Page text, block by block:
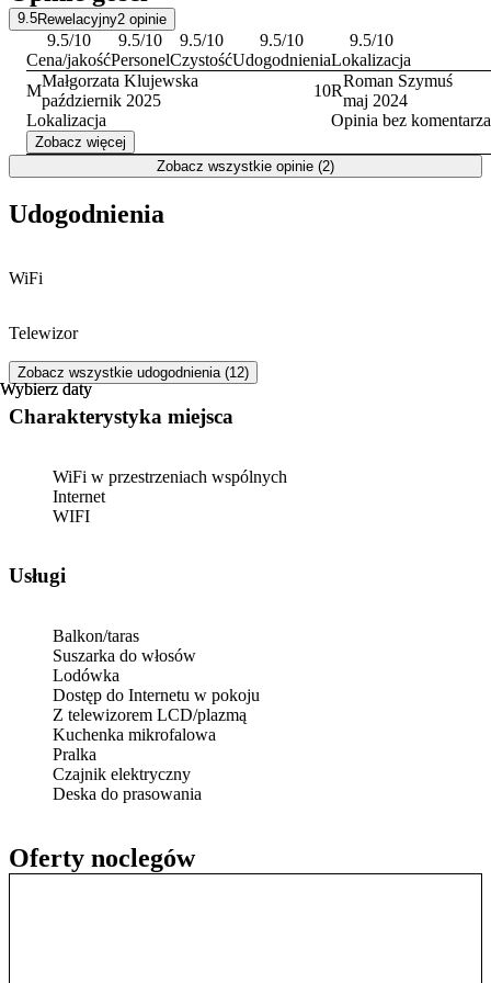
Doba hotelowa rozpoczyna się o godzinie 15:00 i trwa do godziny
11:00 dnia następnego. Na miejscu akceptowane są płatności
gotówką.
9.5Rewelacyjny2 opinie
9.5/10
Cena/jakość
9.5/10
Personel
9.5/10
Czystość
9.5/10
Udogodnienia
9.5/10
Lokalizacja
M
Małgorzata Klujewska
październik 2025
10
Lokalizacja
Zobacz więcej
R
Roman Szymuś
maj 2024
Opinia bez
Zobacz wszystkie opinie (2)
Wybierz daty
Oferty noclegów
Wybierz daty
Udogodnienia
WiFi
Telewizor
Zobacz wszystkie udogodnienia (12)
Charakterystyka miejsca
WiFi w przestrzeniach wspólnych
Internet
WIFI
Usługi
Balkon/taras
Suszarka do włosów
Lodówka
Dostęp do Internetu w pokoju
Z telewizorem LCD/plazmą
Kuchenka mikrofalowa
Pralka
Czajnik elektryczny
Deska do prasowania